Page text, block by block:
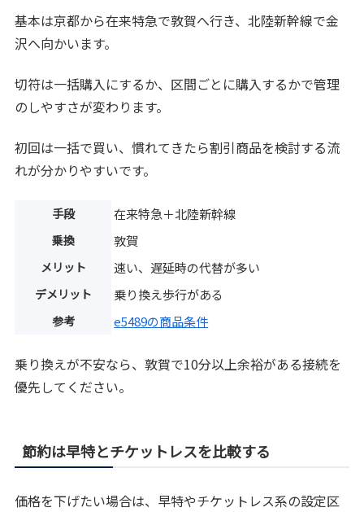
基本は京都から在来特急で敦賀へ行き、北陸新幹線で金
沢へ向かいます。
切符は一括購入にするか、区間ごとに購入するかで管理
のしやすさが変わります。
初回は一括で買い、慣れてきたら割引商品を検討する流
れが分かりやすいです。
手段 在来特急＋北陸新幹線
乗換 敦賀
メリット 速い、遅延時の代替が多い
デメリット 乗り換え歩行がある
参考 e5489の商品条件
乗り換えが不安なら、敦賀で10分以上余裕がある接続を
優先してください。
節約は早特とチケットレスを比較する
価格を下げたい場合は、早特やチケットレス系の設定区